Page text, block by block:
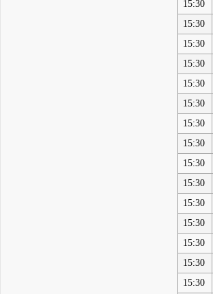
15:30
15:30
15:30
15:30
15:30
15:30
15:30
15:30
15:30
15:30
15:30
15:30
15:30
15:30
15:30